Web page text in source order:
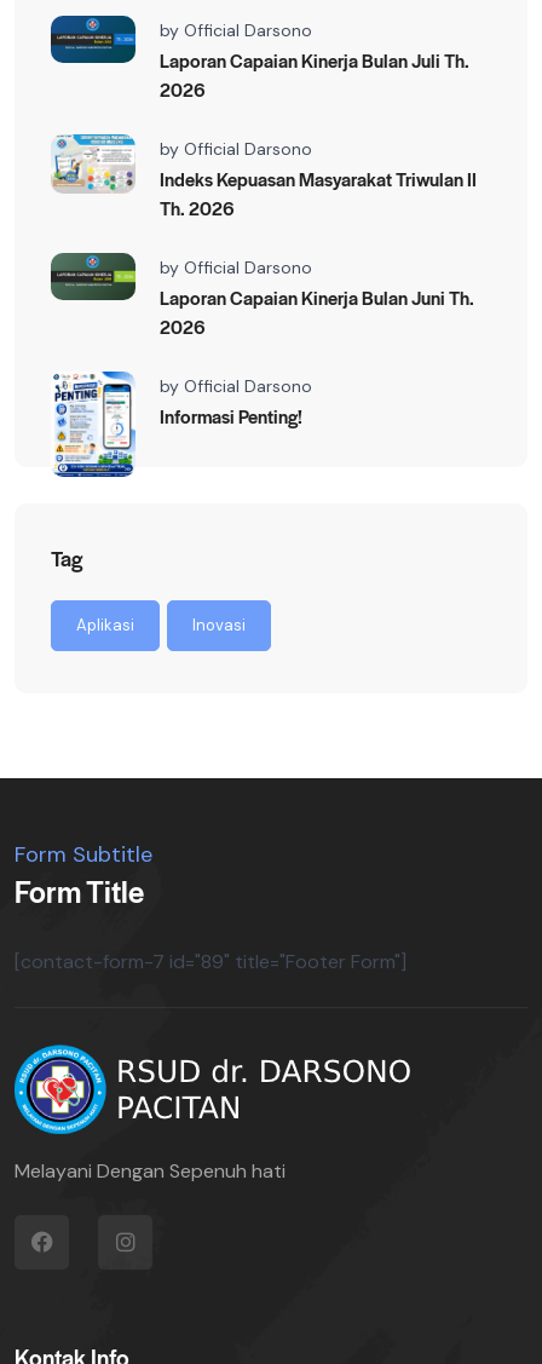
by Official Darsono
Laporan Capaian Kinerja Bulan Juli Th.
2026
by Official Darsono
Indeks Kepuasan Masyarakat Triwulan II
Th. 2026
by Official Darsono
Laporan Capaian Kinerja Bulan Juni Th.
2026
by Official Darsono
Informasi Penting!
Tag
Aplikasi Inovasi
Form Subtitle
Form Title
[contact-form-7 id="89" title="Footer Form"]
Melayani Dengan Sepenuh hati
Kontak Info